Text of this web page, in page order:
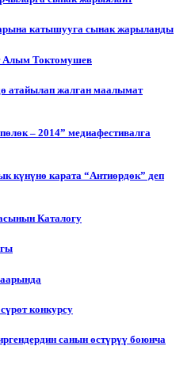
катышууга сынак жарыланды
Алым Токтомушев
жалган маалымат
– 2014” медиафестивалга
күнүнө карата “Антиөрдөк” деп
Каталогу
конкурсу
санын өстүрүү боюнча